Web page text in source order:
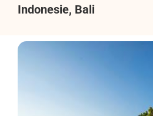
Indonesie, Bali